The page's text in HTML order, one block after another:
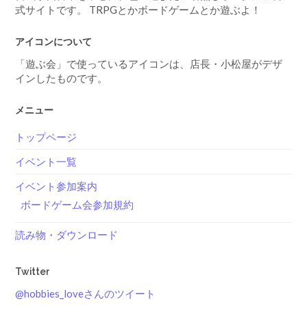
式サイトです。 TRPGとかボードゲームとか遊ぶよ！
アイコンについて
「遊ぶ会」で使っているアイコンは、店長・小松屋がデザ
インしたものです。
メニュー
トップページ
イベント一覧
イベント参加案内
ボードゲーム会参加規約
読み物・ダウンロード
Twitter
@hobbies_loveさんのツイート